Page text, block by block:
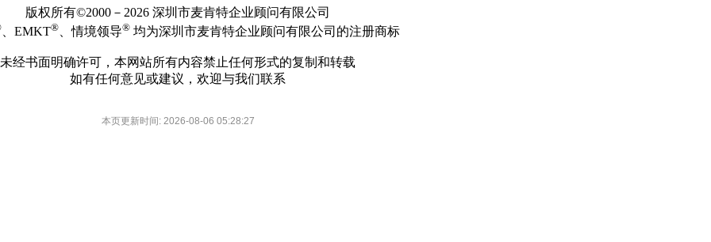
版权所有©2000－2026 深圳市麦肯特企业顾问有限公司
、EMKT® 、情境领导® 均为深圳市麦肯特企业顾问有限公司的注册商标
未经书面明确许可，本网站所有内容禁止任何形式的复制和转载
如有任何意见或建议，欢迎与我们联系
本页更新时间: 2026-08-06 05:28:27